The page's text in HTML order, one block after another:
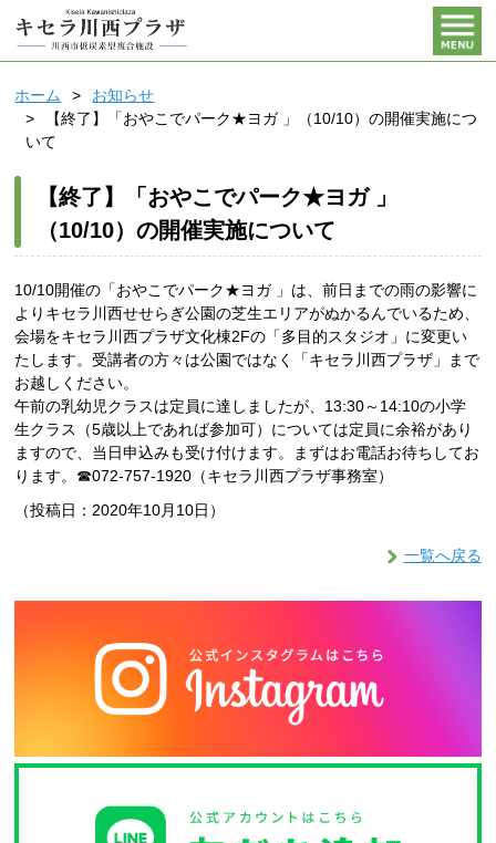
ホーム
お知らせ
【終了】「おやこでパーク★ヨガ 」（10/10）の開催実施につ
いて
【終了】「おやこでパーク★ヨガ 」
（10/10）の開催実施について
10/10開催の「おやこでパーク★ヨガ 」は、前日までの雨の影響に
よりキセラ川西せせらぎ公園の芝生エリアがぬかるんでいるため、
会場をキセラ川西プラザ文化棟2Fの「多目的スタジオ」に変更い
たします。受講者の方々は公園ではなく「キセラ川西プラザ」まで
お越しください。
午前の乳幼児クラスは定員に達しましたが、13:30～14:10の小学
生クラス（5歳以上であれば参加可）については定員に余裕があり
ますので、当日申込みも受け付けます。まずはお電話お待ちしてお
ります。☎072-757-1920（キセラ川西プラザ事務室）
（投稿日：2020年10月10日）
一覧へ戻る